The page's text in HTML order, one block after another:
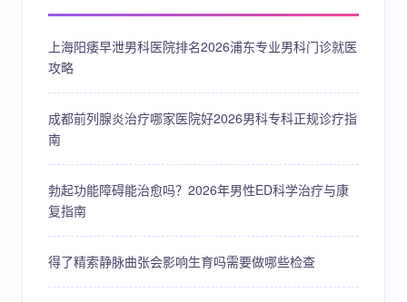
上海阳痿早泄男科医院排名2026浦东专业男科门诊就医
攻略
成都前列腺炎治疗哪家医院好2026男科专科正规诊疗指
南
勃起功能障碍能治愈吗？2026年男性ED科学治疗与康
复指南
得了精索静脉曲张会影响生育吗需要做哪些检查